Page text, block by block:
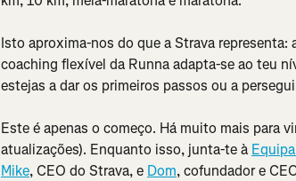
Isto aproxima-nos do que a Strava representa:
coaching flexível da Runna adapta-se ao teu
estejas a dar os primeiros passos ou a
Este é apenas o começo. Há muito mais para
atualizações). Enquanto isso, junta-te à
Mike, CEO do Strava, e Dom, cofundador e